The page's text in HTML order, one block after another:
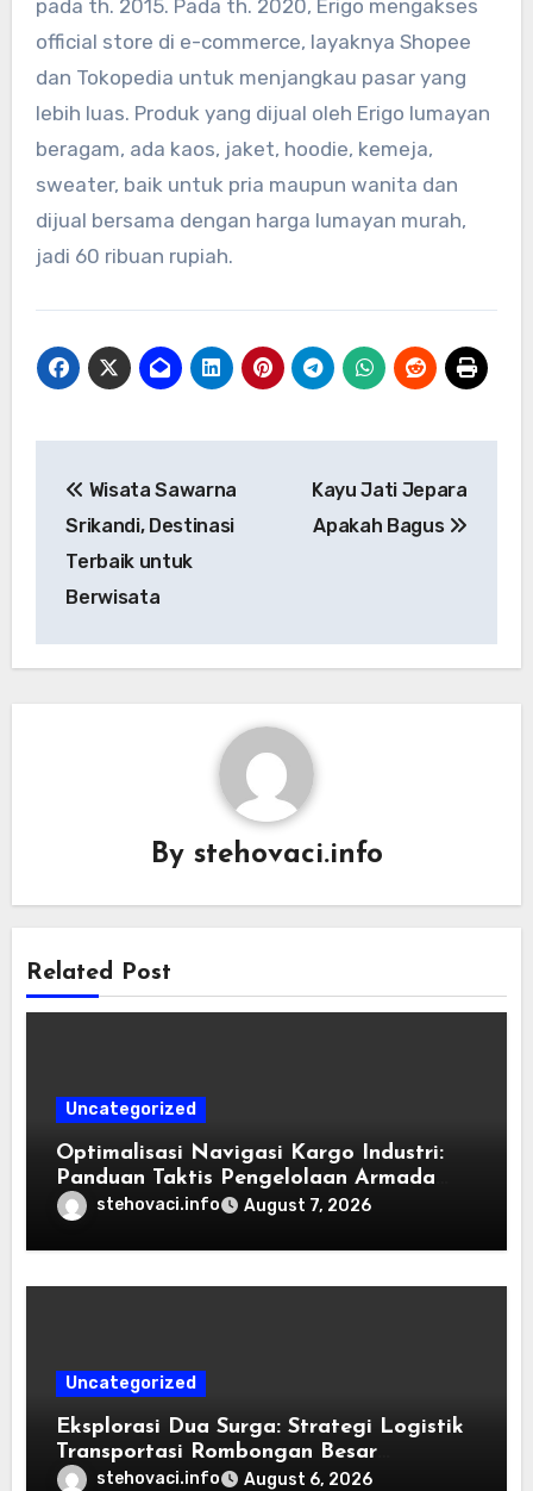
pada th. 2015. Pada th. 2020, Erigo mengakses
official store di e-commerce, layaknya Shopee
dan Tokopedia untuk menjangkau pasar yang
lebih luas. Produk yang dijual oleh Erigo lumayan
beragam, ada kaos, jaket, hoodie, kemeja,
sweater, baik untuk pria maupun wanita dan
dijual bersama dengan harga lumayan murah,
jadi 60 ribuan rupiah.
navigation
Wisata Sawarna
Srikandi, Destinasi
Terbaik untuk
Berwisata
Kayu Jati Jepara
Apakah Bagus
By stehovaci.info
Related Post
Uncategorized
Optimalisasi Navigasi Kargo Industri:
Panduan Taktis Pengelolaan Armada
Angkutan dan Efisiensi Rantai Pasok
stehovaci.info August 7, 2026
Uncategorized
Eksplorasi Dua Surga: Strategi Logistik
Transportasi Rombongan Besar
Menggunakan Microbus
stehovaci.info August 6, 2026